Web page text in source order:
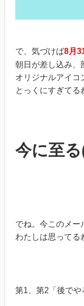
で、気づけば8月
朝日が差し込み、
オリジナルアイコ
とっくにすぎて
今に至る
でね。今このメー
わたしは思ってる
第1、第2「後でや